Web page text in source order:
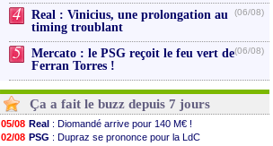
4
Real : Vinicius, une prolongation au
timing troublant
(06/08)
5
Mercato : le PSG reçoit le feu vert de
Ferran Torres !
(06/08)
Ça a fait le buzz depuis 7 jours
05/08 Real : Diomandé arrive pour 140 M€ !
02/08 PSG : Dupraz se prononce pour la LdC